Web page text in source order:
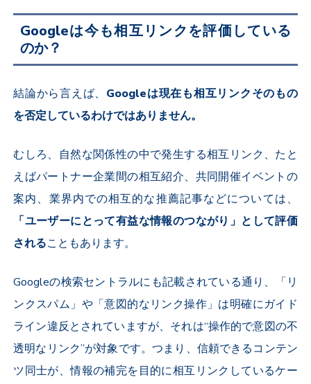
Googleは今も相互リンクを評価している
のか？
結論から言えば、 Googleは現在も相互リンクそのもの
を否定しているわけではありません。
むしろ、自然な関係性の中で発生する相互リンク、たと
えばパートナー企業間の相互紹介、共同開催イベントの
案内、業界内での相互的な推薦記事などについては、
「ユーザーにとって有益な情報のつながり」として評価
されることもあります。
Googleの検索セントラルにも記載されている通り、「リ
ンクスパム」や「意図的なリンク操作」は明確にガイド
ライン違反とされていますが、それは“操作的で意図の不
透明なリンク”が対象です。つまり、信頼できるコンテン
ツ同士が、情報の補完を目的に相互リンクしているケー